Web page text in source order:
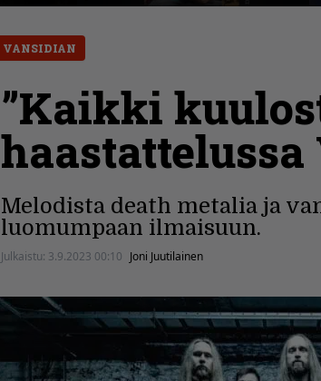
VANSIDIAN
”Kaikki
Melodista death metalia ja
luomumpaan ilmaisuun.
Julkaistu: 3.9.2023 00:10 Joni Juutilainen